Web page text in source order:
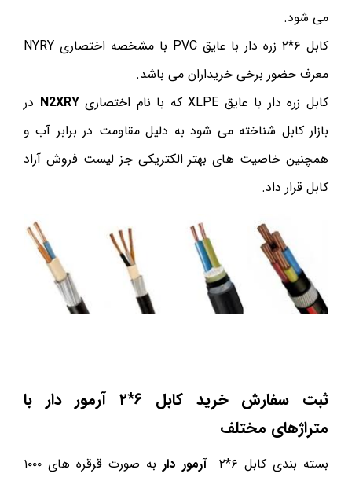
می شود.
کابل ۶*۲ زره دار با عایق PVC با مشخصه اختصاری NYRY
معرف حضور برخی خریداران می باشد.
کابل زره دار با عایق XLPE که با نام اختصاری
N2XRY در
بازار کابل شناخته می شود به دلیل مقاومت در برابر آب و
همچنین خاصیت های بهتر الکتریکی جز لیست فروش آراد
کابل قرار داد.
ثبت سفارش خرید کابل ۶*۲ آرمور دار با
متراژهای مختلف
بسته بندی کابل ۶*۲ آرمور دار
به صورت قرقره های ۱۰۰۰